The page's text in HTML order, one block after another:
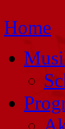
Home